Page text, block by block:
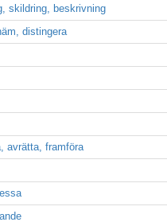
skildring, beskrivning
distingera
avrätta, framföra